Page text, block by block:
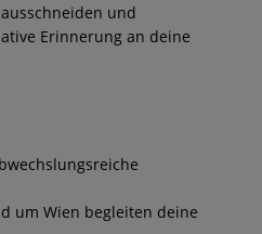
und
Erinnerung an deine
um Wien begleiten deine